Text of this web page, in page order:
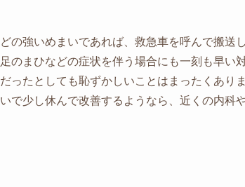
の強いめまいであれば、救急車を呼んで搬送
のまひなどの症状を伴う場合にも一刻も早い
ったとしても恥ずかしいことはまったくありま
で少し休んで改善するようなら、近くの内科